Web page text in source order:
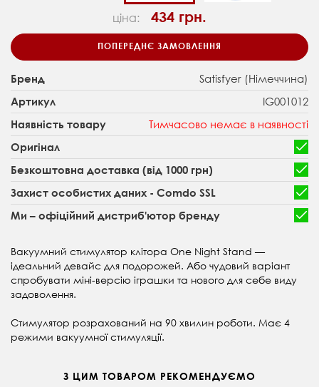
ціна: 434 грн.
ПОПЕРЕДНЄ ЗАМОВЛЕННЯ
Бренд Satisfyer (Німеччина)
Артикул IG001012
Наявність товару Тимчасово немає в наявності
Оригінал
Безкоштовна доставка (від 1000 грн)
Захист особистих даних - Comdo SSL
Ми – офіційний дистриб'ютор бренду
Вакуумний стимулятор клітора One Night Stand —
ідеальний девайс для подорожей. Або чудовий варіант
спробувати міні-версію іграшки та нового для себе виду
задоволення.
Стимулятор розрахований на 90 хвилин роботи. Має 4
режими вакуумної стимуляції.
З ЦИМ ТОВАРОМ РЕКОМЕНДУЄМО